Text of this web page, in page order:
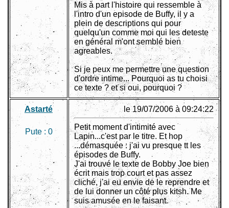
Mis à part l'histoire qui ressemble à
l'intro d'un episode de Buffy, il y a
plein de descriptions qui pour
quelqu'un comme moi qui les deteste
en général m'ont semblé bien
agreables.
Si je peux me permettre une question
d'ordre intime... Pourquoi as tu choisi
ce texte ? et si oui, pourquoi ?
Astarté
Pute : 0
le 19/07/2006 à 09:24:22
Petit moment d'intimité avec
Lapin...c'est par le titre. Et hop
...démasquée : j'ai vu presque tt les
épisodes de Buffy.
J'ai trouvé le texte de Bobby Joe bien
écrit mais trop court et pas assez
cliché, j'ai eu envie de le reprendre et
de lui donner un côté plus kitsh. Me
suis amusée en le faisant.